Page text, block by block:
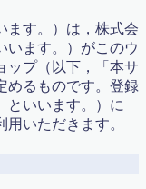
ます。）は，株式会
います。）がこのウ
ップ（以下，「本サ
めるものです。登録
といいます。）に
いただきます。